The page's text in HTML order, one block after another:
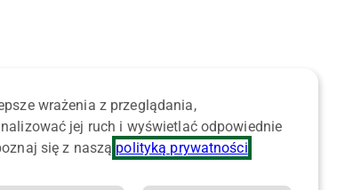
wrażenia z przeglądania,
jej ruch i wyświetlać odpowiednie
się z naszą polityką prywatności